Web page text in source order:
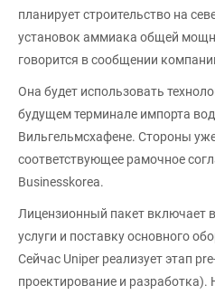
планирует строительство на
установок аммиака общей
говорится в сообщении
Она будет использовать
будущем терминале импорта
Вильгельмсхафене. Стороны
соответствующее рамочное
Businesskorea.
Лицензионный пакет включает
услуги и поставку основного
Сейчас Uniper реализует этап
проектирование и разработка).